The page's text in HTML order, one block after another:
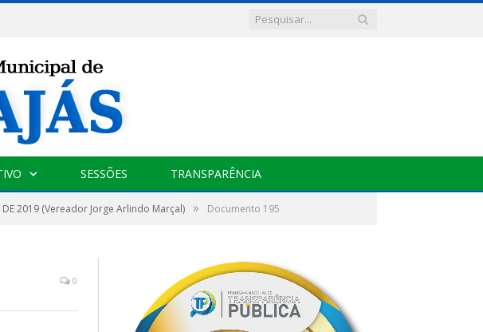
SESSÕES TRANSPARÊNCIA
DE 2019 (Vereador Jorge Arlindo Marçal) » Documento 195
0